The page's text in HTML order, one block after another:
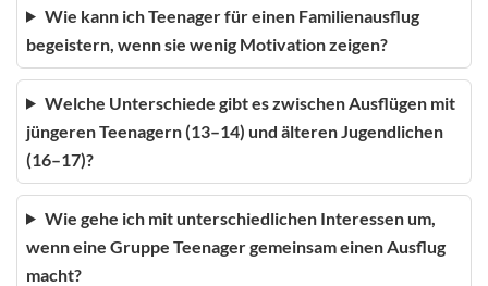
Wie kann ich Teenager für einen Familienausflug
begeistern, wenn sie wenig Motivation zeigen?
Welche Unterschiede gibt es zwischen Ausflügen mit
jüngeren Teenagern (13–14) und älteren Jugendlichen
(16–17)?
Wie gehe ich mit unterschiedlichen Interessen um,
wenn eine Gruppe Teenager gemeinsam einen Ausflug
macht?